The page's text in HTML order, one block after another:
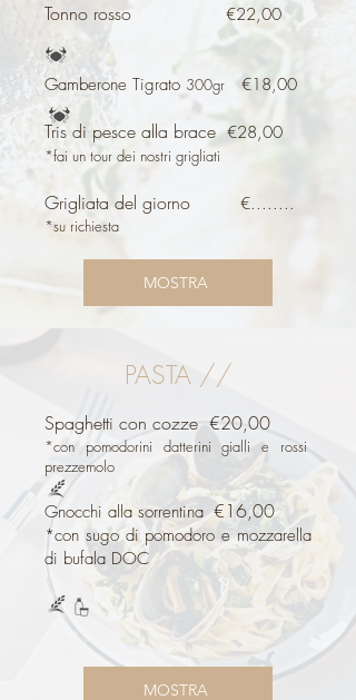
Tonno rosso €22,00
Gamberone Tigrato 300gr €18,00
Tris di pesce alla brace€28,00
*fai un tour dei nostri grigliati
Grigliata del giorno €........
*su richiesta
MOSTRA
PASTA //
Spaghetti con cozze €20,00
*con pomodorini datterini gialli e rossi
prezzemolo
Gnocchi alla sorrentina €16,00
​*con sugo di pomodoro e mozzarella
di bufala DOC
MOSTRA